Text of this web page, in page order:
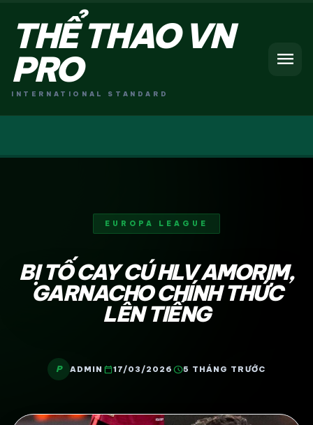
THỂ THAO VN
PRO
INTERNATIONAL STANDARD
menu
EUROPA LEAGUE
BỊ TỐ CAY CÚ HLV AMORIM,
GARNACHO CHÍNH THỨC
LÊN TIẾNG
P ADMIN calendar_today17/03/2026 schedule5 THÁNG TRƯỚC